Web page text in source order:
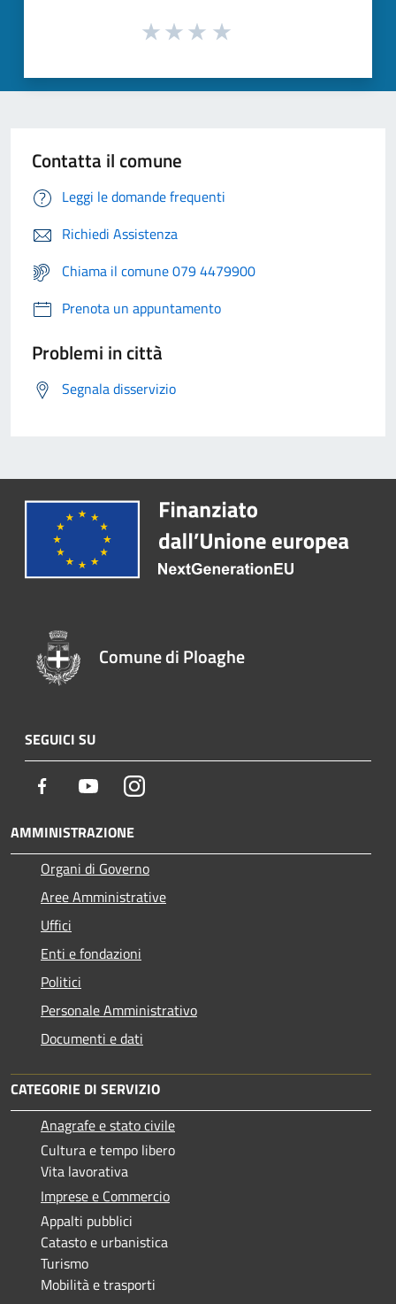
Contatta il comune
Leggi le domande frequenti
Richiedi Assistenza
Chiama il comune 079 4479900
Prenota un appuntamento
Problemi in città
Segnala disservizio
Comune di Ploaghe
SEGUICI SU
Facebook YoutubeInstagram
AMMINISTRAZIONE
Organi di Governo
Aree Amministrative
Uffici
Enti e fondazioni
Politici
Personale Amministrativo
Documenti e dati
CATEGORIE DI SERVIZIO
Anagrafe e stato civile
Cultura e tempo libero
Vita lavorativa
Imprese e Commercio
Appalti pubblici
Catasto e urbanistica
Turismo
Mobilità e trasporti